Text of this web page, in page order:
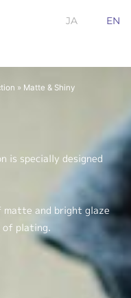
JA EN
» Matte & Shiny
is specially designed
and bright glaze
of plating.